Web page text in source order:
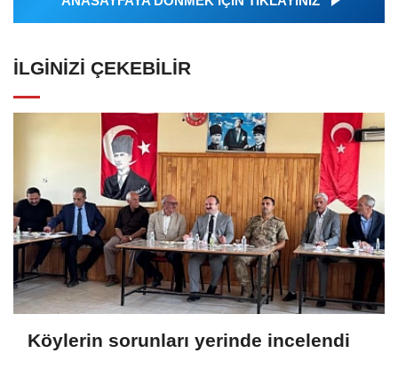
İLGINIZI ÇEKEBILIR
Köylerin sorunları yerinde incelendi